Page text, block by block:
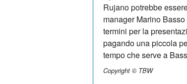
Rujano potrebbe
manager Marino
termini per la
pagando una piccola
tempo che serve a
Copyright © TBW